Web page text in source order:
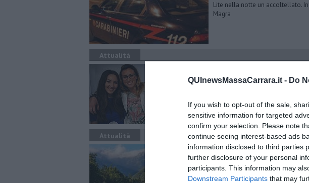
QUInewsMassaCarrara.it - Do
If you wish to opt-out of the sale,
sensitive information for targeted
confirm your selection. Please note
continue seeing interest-based ads
information disclosed to third parties
further disclosure of your personal
participants. This information may
Downstream Participants that may
Lite nella notte un accoltellato.
Magra
Attualità
Sabato 13 maggio una giornata
Attualità
Terremoto, la
Una nuova scossa di magnitudo
da quella di 2.4 registrata